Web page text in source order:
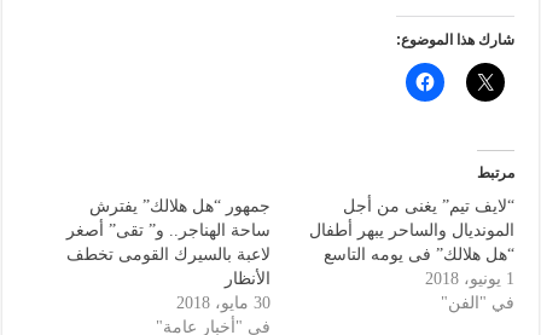
شارك هذا الموضوع:
مرتبط
“لايف تيم” يغنى من أجل
المونديال والساحر يبهر أطفال
“هل هلالك” فى يومه التاسع
1 يونيو، 2018
في "الفن"
جمهور “هل هلالك” يفترش
ساحة الهناجر.. و” تقى” أصغر
لاعبة بالسيرك القومى تخطف
الأنظار
30 مايو، 2018
في "أخبار عامة"